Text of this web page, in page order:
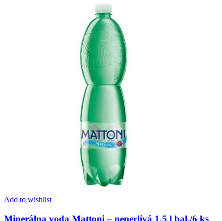
Add to wishlist
Minerálna voda Mattoni – neperlivá 1,5 l bal./6 ks